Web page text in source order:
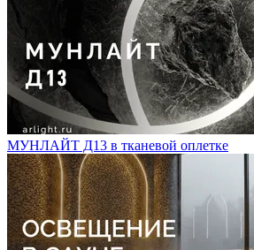
МУНЛАЙТ Д13 в тканевой оплетке